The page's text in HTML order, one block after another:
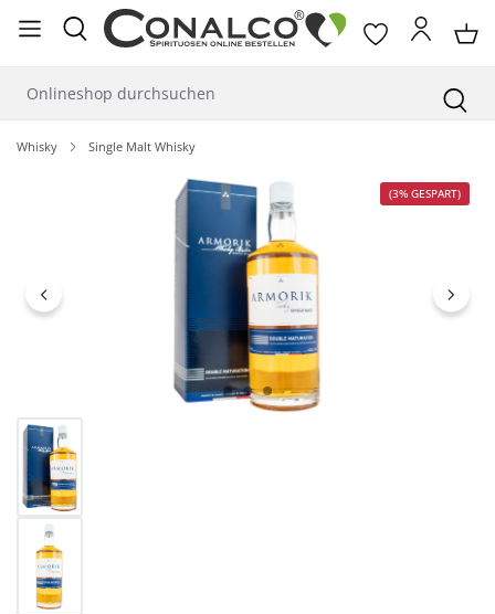
springen
Whisky Single Malt Whisky
Bildergalerie überspringen
(3% GESPART)